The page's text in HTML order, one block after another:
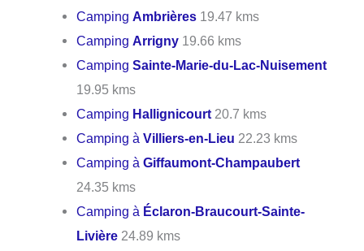
CampingAmbrières 19.47 kms
CampingArrigny 19.66 kms
CampingSainte-Marie-du-Lac-Nuisement
19.95 kms
Camping Hallignicourt 20.7 kms
Camping àVilliers-en-Lieu 22.23 kms
Camping àGiffaumont-Champaubert
24.35 kms
Camping à Éclaron-Braucourt-Sainte-
Livière 24.89 kms